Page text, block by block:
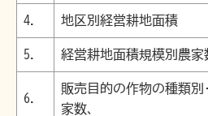
4. 地区別経営耕地面積
5. 経営耕地面積規模別農家
6.
販売目的の作物の種類別
家数､